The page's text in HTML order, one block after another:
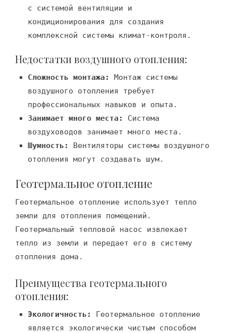
с системой вентиляции и
кондиционирования для создания
комплексной системы климат-контроля.
Недостатки воздушного отопления:
Сложность монтажа:
Монтаж системы
воздушного отопления требует
профессиональных навыков и опыта.
Занимает много места:
Система
воздуховодов занимает много места.
Шумность:
Вентиляторы системы воздушного
отопления могут создавать шум.
Геотермальное отопление
Геотермальное отопление использует тепло
земли для отопления помещений.
Геотермальный тепловой насос извлекает
тепло из земли и передает его в систему
отопления дома.
Преимущества геотермального
отопления:
Экологичность:
Геотермальное отопление
является экологически чистым способом